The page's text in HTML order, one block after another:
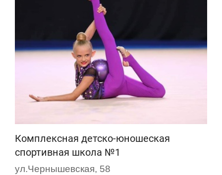
Комплексная детско-юношеская
спортивная школа №1
ул.Чернышевская, 58